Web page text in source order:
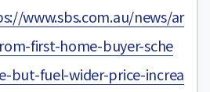
www.sbs.com.au/news/ar
first-home-buyer-sche
but-fuel-wider-price-increa